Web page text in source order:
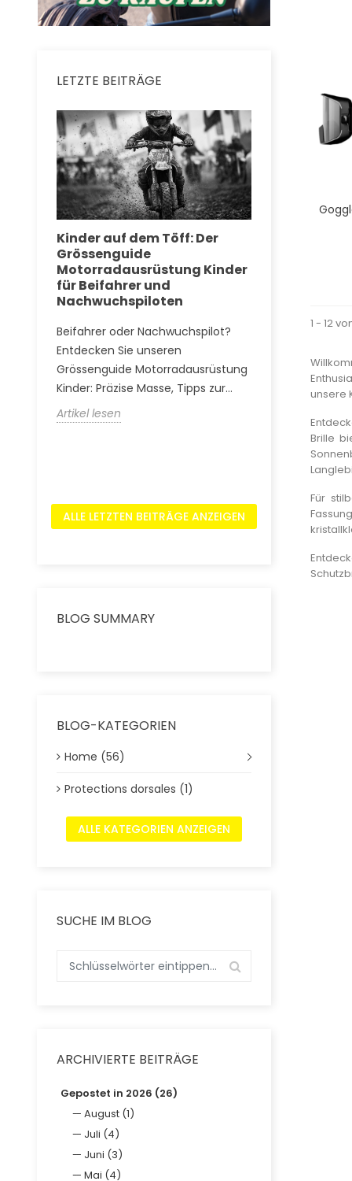
LETZTE BEITRÄGE
Kinder auf dem Töff: Der
Grössenguide
Motorradausrüstung Kinder
für Beifahrer und
Nachwuchspiloten
Beifahrer oder Nachwuchspilot?
Entdecken Sie unseren
Grössenguide Motorradausrüstung
Kinder: Präzise Masse, Tipps zur...
Artikel lesen
Tauchen Sie
Von der
ALLE LETZTEN BEITRÄGE ANZEIGEN
BLOG SUMMARY
BLOG-KATEGORIEN
Home (56)
Protections dorsales (1)
ALLE KATEGORIEN ANZEIGEN
SUCHE IM BLOG
ARCHIVIERTE BEITRÄGE
Gepostet in 2026 (26)
August (1)
Juli (4)
Juni (3)
Mai (4)
1 - 12
unsere
Brille
Für